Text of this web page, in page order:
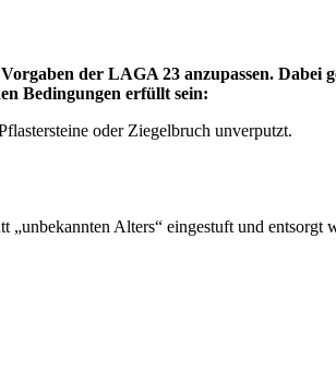
der LAGA 23 anzupassen. Dabei
Bedingungen erfüllt sein:
oder Ziegelbruch unverputzt.
Alters“ eingestuft und entsorgt